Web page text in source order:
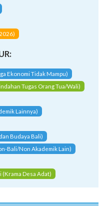
Ekonomi Tidak Mampu)
Tugas Orang Tua/Wali)
Lainnya)
Budaya Bali)
Bali/Non Akademik Lain)
(Krama Desa Adat)